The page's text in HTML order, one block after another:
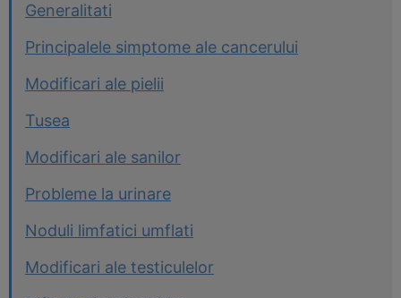
Generalitati
Principalele simptome ale cancerului
Modificari ale pielii
Tusea
Modificari ale sanilor
Probleme la urinare
Noduli limfatici umflati
Modificari ale testiculelor